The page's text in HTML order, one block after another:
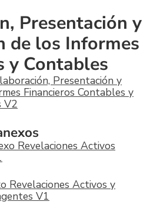
Presentación y
de los Informes
y Contables
Presentación y
Financieros Contables y
V2
Revelaciones Activos
Revelaciones Activos y
V1